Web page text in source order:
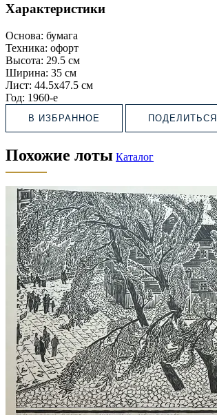
Характеристики
Основа: бумага
Техника: офорт
Высота: 29.5 см
Ширина: 35 см
Лист: 44.5х47.5 см
Год: 1960-е
В ИЗБРАННОЕ ПОДЕЛИТЬСЯ
Похожие лоты Каталог